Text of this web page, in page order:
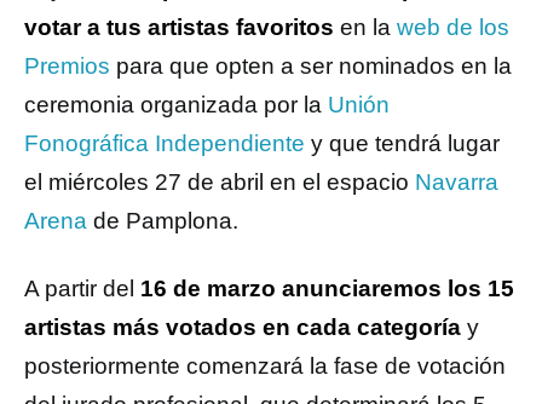
votar a tus artistas favoritos en la web de los
Premios para que opten a ser nominados en la
ceremonia organizada por la Unión
Fonográfica Independiente y que tendrá lugar
el miércoles 27 de abril en el espacio Navarra
Arena de Pamplona.
A partir del 16 de marzo anunciaremos los 15
artistas más votados en cada categoría y
posteriormente comenzará la fase de votación